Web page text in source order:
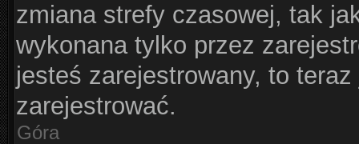
zmiana strefy czasowej, tak
wykonana tylko przez
jesteś zarejestrowany, to
zarejestrować.
Góra